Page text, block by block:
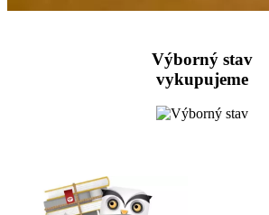
Výborný stav
vykupujeme